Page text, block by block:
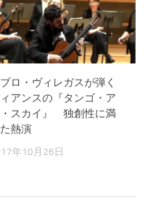
ロ・ヴィレガスが弾く
アンスの『タンゴ・ア
スカイ』 独創性に満
熱演
年10月26日